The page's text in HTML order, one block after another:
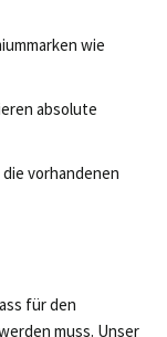
wie
absolute
vorhandenen
für den
muss. Unser